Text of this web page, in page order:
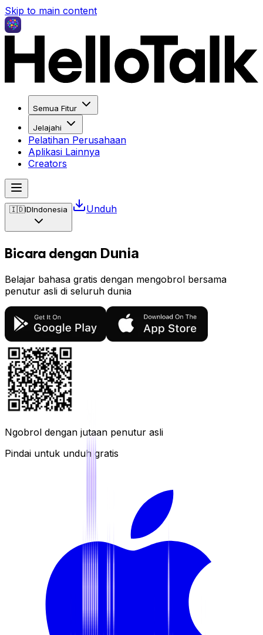
Skip to main content
Semua Fitur
Jelajahi
Pelatihan Perusahaan
Aplikasi Lainnya
Creators
🇮🇩IDIndonesia Unduh
Bicara dengan Dunia
Belajar bahasa gratis dengan mengobrol bersama
penutur asli di seluruh dunia
Ngobrol dengan jutaan penutur asli
Pindai untuk unduh gratis